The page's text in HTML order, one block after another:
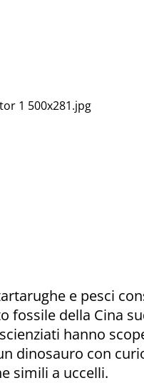
1 500x281.jpg
e pesci
fossile della Cina
hanno
dinosauro con
simili a uccelli.